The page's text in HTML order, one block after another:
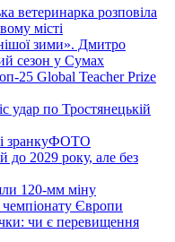
ветеринарка розповіла
місті
зими». Дмитро
сезон у Сумах
25 Global Teacher Prize
удар по Тростянецькій
зранкуФОТО
до 2029 року, але без
120-мм міну
чемпіонату Європи
чи є перевищення